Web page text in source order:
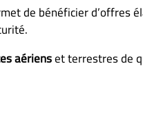
de bénéficier d’offres
aérienset terrestres de